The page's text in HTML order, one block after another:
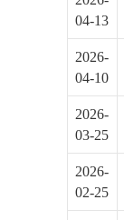
04-13
2026-
04-10
2026-
03-25
2026-
02-25